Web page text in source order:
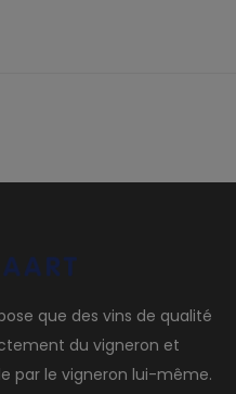
que des vins de qualité
du vigneron et
par le vigneron lui-même.